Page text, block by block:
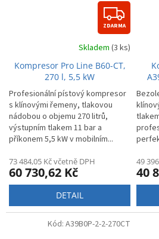
Z
D
A
R
M
A
ZDARMA
Skladem (3 ks)
Kompresor Pro Line B60-CT,
270 l, 5,5 kW
Profesionální pístový kompresor
s klínovými řemeny, tlakovou
nádobou o objemu 270 litrů,
výstupním tlakem 11 bar a
příkonem 5,5 kW v mobilním...
73 484,05 Kč včetně DPH
60 730,62 Kč
DETAIL
49
40
Kód: A39B0P-2-2-270CT